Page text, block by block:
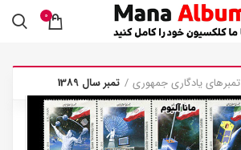
0
تمبرهای یادگاری جمهوری تمبر سال 1389